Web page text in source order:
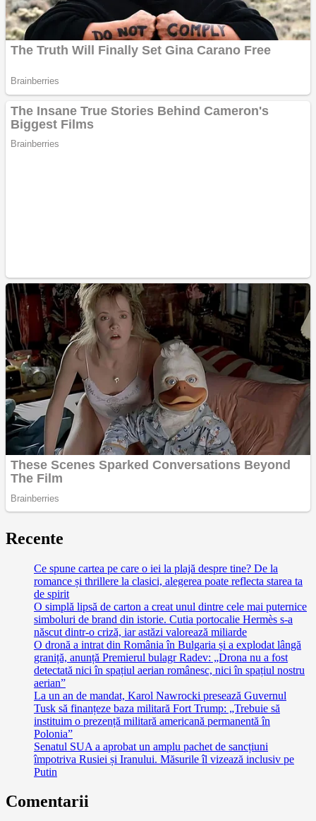
Recente
Ce spune cartea pe care o iei la plajă despre tine? De la
romance și thrillere la clasici, alegerea poate reflecta starea ta
de spirit
O simplă lipsă de carton a creat unul dintre cele mai puternice
simboluri de brand din istorie. Cutia portocalie Hermès s-a
născut dintr-o criză, iar astăzi valorează miliarde
O dronă a intrat din România în Bulgaria și a explodat lângă
graniță, anunță Premierul bulagr Radev: „Drona nu a fost
detectată nici în spațiul aerian românesc, nici în spațiul nostru
aerian”
La un an de mandat, Karol Nawrocki presează Guvernul
Tusk să finanțeze baza militară Fort Trump: „Trebuie să
instituim o prezență militară americană permanentă în
Polonia”
Senatul SUA a aprobat un amplu pachet de sancțiuni
împotriva Rusiei și Iranului. Măsurile îl vizează inclusiv pe
Putin
Comentarii